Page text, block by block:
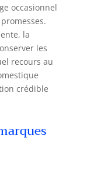
occasionnel
la
les
recours au
crédible